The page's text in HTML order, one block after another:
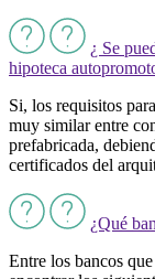
¿ Se
hipoteca
Si, los requisitos
muy similar entre
prefabricada,
certificados del
¿Qué
Entre los bancos